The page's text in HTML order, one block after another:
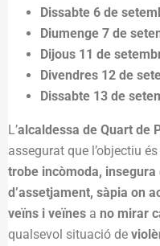
Dissabte 6 de
Diumenge 7 de
Dijous 11 de
Divendres 12 de
Dissabte 13 de
L’alcaldessa de Quart de
assegurat que l’objectiu
trobe incòmoda,
d’assetjament, sàpia on
veïns i veïnes a no mirar
qualsevol situació de